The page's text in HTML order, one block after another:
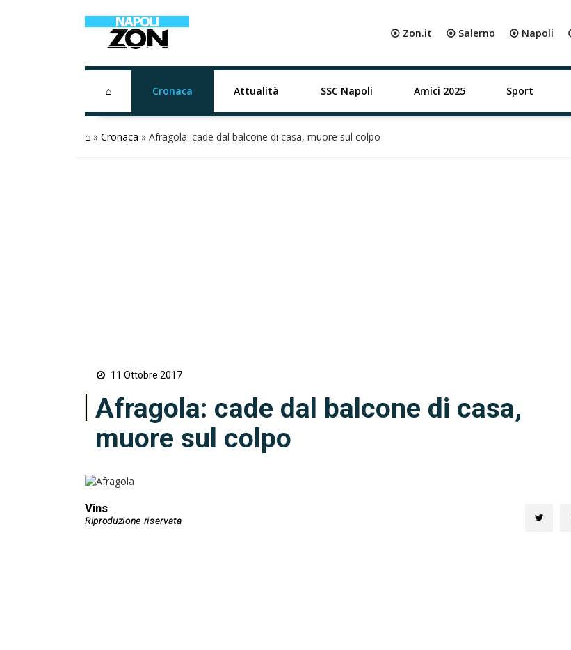
⦿ Zon.it ⦿ Salerno ⦿ Napoli
⌂ Cronaca Attualità SSC Napoli Amici 2025 Sport
⌂ » Cronaca » Afragola: cade dal balcone di casa, muore sul colpo
11 Ottobre 2017
Afragola: cade dal balcone di casa,
muore sul colpo
Vins